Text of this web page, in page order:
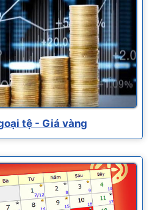
tệ - Giá vàng